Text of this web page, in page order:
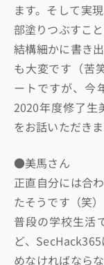
ます。そして実
部塗りつぶすこ
結構細かに書き
も大変です（苦
ートですが、今
2020年度修了生
をお話いただきま
●美馬さん
正直自分には合
たそうです（笑）
普段の学校生活
ど、
めなければなら